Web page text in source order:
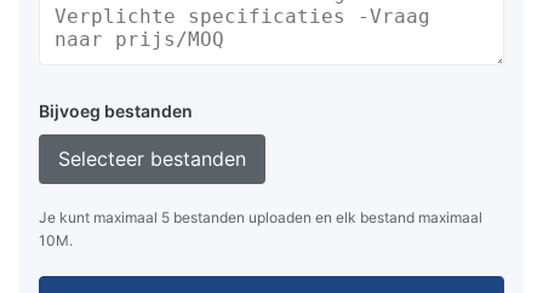
Bijvoeg bestanden
Selecteer bestanden
Je kunt maximaal 5 bestanden uploaden en elk bestand maximaal
10M.